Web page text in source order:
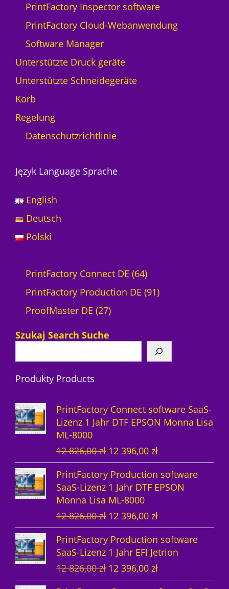
PrintFactory Inspector software
PrintFactory Cloud-Webanwendung
Software Manager
Unterstützte Druck geräte
Unterstützte Schneidegeräte
Korb
Regelung
Datenschutzrichtlinie
Język Language Sprache
English
Deutsch
Polski
PrintFactory Connect DE 646
4
d
t
PrintFactory Production DE 919
r
o
k
e
ProofMaster DE 272
r
u
t
e
Szukaj Search Suche
Produkty Products
PrintFactory Connect software SaaS-
Lizenz 1 Jahr DTF EPSON Monna Lisa
ML-8000
12 826,00zł U
r
s
p
r
ü
n
g
i
c
12 396,00 złA
k
u
l
l
e
r
P
r
PrintFactory Production software
SaaS-Lizenz 1 Jahr DTF EPSON
Monna Lisa ML-8000
12 826,00zł U
r
s
p
r
ü
12 396,00 złA
k
u
e
l
PrintFactory Production software
SaaS-Lizenz 1 Jahr EFI Jetrion
12 826,00zł U
r
12 396,00 złA
k